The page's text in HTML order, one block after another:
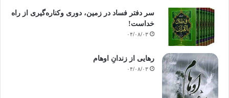
سر دفتر فساد در زمین‌، دوری وکناره‌گیری از راه
خداست‌!
۰۴/۰۸/۰۳
رهایی از زندانِ اوهام
۰۴/۰۸/۰۳